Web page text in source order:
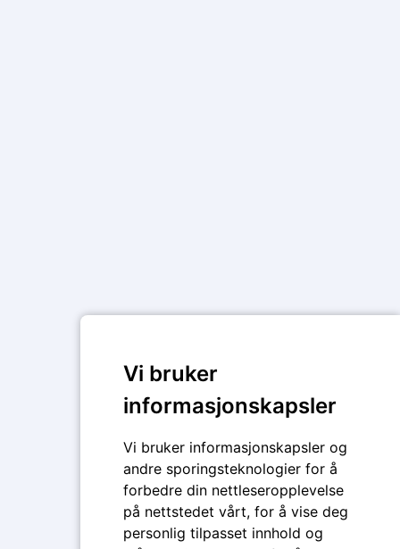
Vi bruker
informasjonskapsler
Vi bruker informasjonskapsler og
andre sporingsteknologier for å
forbedre din nettleseropplevelse
på nettstedet vårt, for å vise deg
personlig tilpasset innhold og